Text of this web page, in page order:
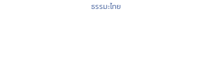
ธรรมะไทย